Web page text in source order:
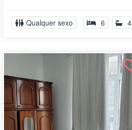
largos...
Qualquer sexo 6 4